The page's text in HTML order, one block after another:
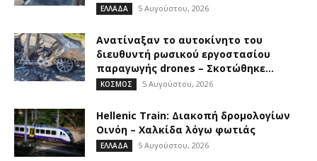
ΕΛΛΑΔΑ 5 Αυγούστου, 2026
Ανατίναξαν το αυτοκίνητο του
διευθυντή ρωσικού εργοστασίου
παραγωγής drones – Σκοτώθηκε...
ΚΟΣΜΟΣ 5 Αυγούστου, 2026
Hellenic Train: Διακοπή δρομολογίων
Οινόη – Χαλκίδα λόγω φωτιάς
ΕΛΛΑΔΑ 5 Αυγούστου, 2026